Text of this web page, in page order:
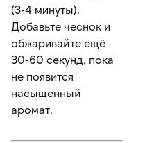
(3-4 минуты).
Добавьте чеснок и
обжаривайте ещё
30-60 секунд, пока
не появится
насыщенный
аромат.